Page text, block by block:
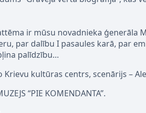
ir mūsu novadnieka ģenerāla
par dalību I pasaules karā, par
palīdzību…
kultūras centrs, scenārijs –
“PIE KOMENDANTA”.